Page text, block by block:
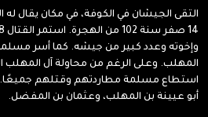
التقى الجيشان في الكوفة، في مكان يقال له
المهلب. وعلى الرغم من محاولة آل المهلب
استطاع مسلمة مطاردتهم وقتلهم
أبو عيينة بن المهلب، وعثمان بن المفضل.